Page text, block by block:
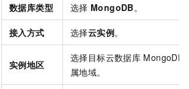
数据库类型 选择 MongoDB。
接入方式 选择云实例。
实例地区
选择目标云数据库 MongoDB
属地域。